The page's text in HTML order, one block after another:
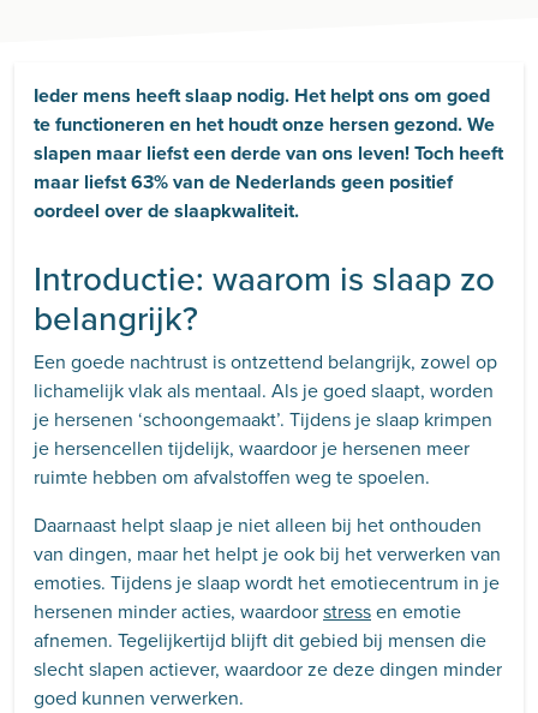
Ieder mens heeft slaap nodig. Het helpt ons om goed
te functioneren en het houdt onze hersen gezond. We
slapen maar liefst een derde van ons leven! Toch heeft
maar liefst 63% van de Nederlands geen positief
oordeel over de slaapkwaliteit.
Introductie: waarom is slaap zo
belangrijk?
Een goede nachtrust is ontzettend belangrijk, zowel op
lichamelijk vlak als mentaal. Als je goed slaapt, worden
je hersenen ‘schoongemaakt’. Tijdens je slaap krimpen
je hersencellen tijdelijk, waardoor je hersenen meer
ruimte hebben om afvalstoffen weg te spoelen.
Daarnaast helpt slaap je niet alleen bij het onthouden
van dingen, maar het helpt je ook bij het verwerken van
emoties. Tijdens je slaap wordt het emotiecentrum in je
hersenen minder acties, waardoorstressen emotie
afnemen. Tegelijkertijd blijft dit gebied bij mensen die
slecht slapen actiever, waardoor ze deze dingen minder
goed kunnen verwerken.